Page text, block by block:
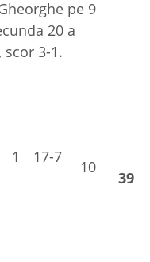
pe 9
20 a
scor 3-1.
1 17-7
10
39